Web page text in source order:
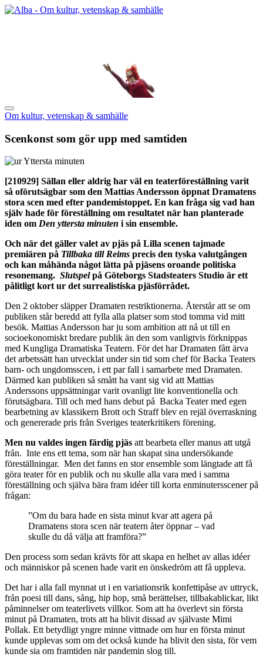
Om kultur, vetenskap & samhälle
Scenkonst som gör upp med samtiden
[210929] Sällan eller aldrig har väl en teaterföreställning varit
så oförutsägbar som den Mattias Andersson öppnat Dramatens
stora scen med efter pandemistoppet. En kan fråga sig vad han
själv hade för föreställning om resultatet när han planterade
iden om Den yttersta minuten i sin ensemble.
Och när det gäller valet av pjäs på Lilla scenen tajmade
premiären på Tillbaka till Reims precis den tyska valutgången
och kan måhända något lätta på pjäsens oroande politiska
resonemang. Slutspelpå Göteborgs Stadsteaters Studio är ett
pålitligt kort ur det surrealistiska pjäsförrådet.
Den 2 oktober släpper Dramaten restriktionerna. Återstår att se om
publiken står beredd att fylla alla platser som stod tomma vid mitt
besök. Mattias Andersson har ju som ambition att nå ut till en
socioekonomiskt bredare publik än den som vanligtvis förknippas
med Kungliga Dramatiska Teatern. För det har Dramaten fått ärva
det arbetssätt han utvecklat under sin tid som chef för Backa Teaters
barn- och ungdomsscen, i ett par fall i samarbete med Dramaten.
Därmed kan publiken så smått ha vant sig vid att Mattias
Anderssons uppsättningar varit ovanligt lite konventionella och
förutsägbara. Till och med hans debut på Backa Teater med egen
bearbetning av klassikern Brott och Straff blev en rejäl överraskning
och genererade pris från Sveriges teaterkritikers förening.
Men nu valdes ingen färdig pjäs att bearbeta eller manus att utgå
från. Inte ens ett tema, som när han skapat sina undersökande
föreställningar. Men det fanns en stor ensemble som längtade att få
göra teater för en publik och nu skulle alla vara med i samma
föreställning och själva bära fram idéer till korta enminutersscener på
frågan:
”Om du bara hade en sista minut kvar att agera på
Dramatens stora scen när teatern åter öppnar – vad
skulle du då välja att framföra?”
Den process som sedan krävts för att skapa en helhet av allas idéer
och människor på scenen hade varit en önskedröm att få uppleva.
Det har i alla fall mynnat ut i en variationsrik konfettipåse av uttryck,
från poesi till dans, sång, hip hop, små berättelser, tillbakablickar, likt
påminnelser om teaterlivets villkor. Som att ha överlevt sin första
minut på Dramaten, trots att ha blivit dissad av självaste Mimi
Pollak. Ett betydligt yngre minne vittnade om hur en första minut
kunde upplevas som om det också kunde ha blivit den sista, för vem
kunde sia om framtiden när pandemin slog till.